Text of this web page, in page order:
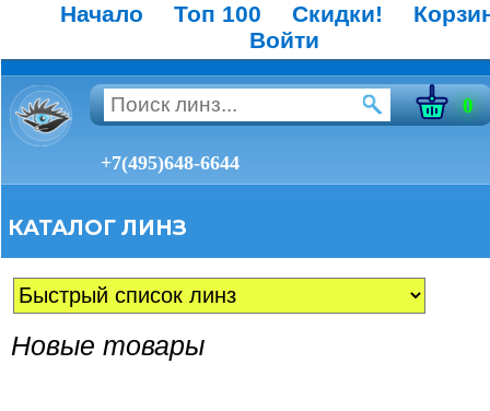
Начало Топ 100 Скидки!
Войти
0
+7(495)648-6644
КАТАЛОГ ЛИНЗ
Новые товары